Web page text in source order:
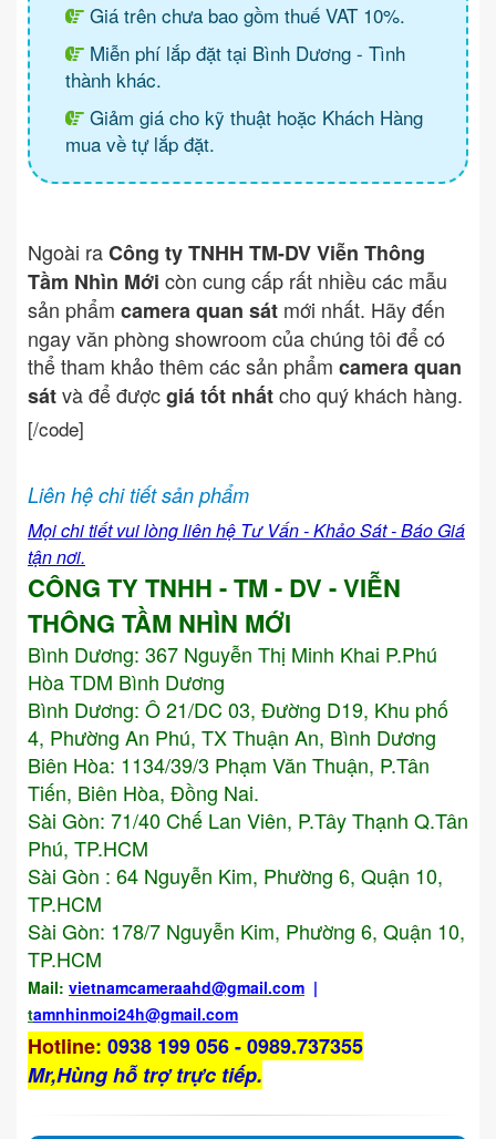
Giá trên chưa bao gồm thuế VAT 10%.
Miễn phí lắp đặt tại Bình Dương - Tình
thành khác.
Giảm giá cho kỹ thuật hoặc Khách Hàng
mua về tự lắp đặt.
Ngoài raCông ty TNHH TM-DV Viễn Thông
Tầm Nhìn Mới còn cung cấp rất nhiều các mẫu
sản phẩm camera quan sát mới nhất. Hãy đến
ngay văn phòng showroom của chúng tôi để có
thể tham khảo thêm các sản phẩm camera quan
sátvà để đượcgiá tốt nhấtcho quý khách hàng.
[/code]
Liên hệ chi tiết sản phẩm
Mọi chi tiết vui lòng liên hệ Tư Vấn - Khảo Sát - Báo Giá
tận nơi.
CÔNG TY TNHH - TM - DV - VIỄN
THÔNG TẦM NHÌN MỚI
Bình Dương: 367 Nguyễn Thị Minh Khai P.Phú
Hòa TDM Bình Dương
Bình Dương: Ô 21/DC 03, Đường D19, Khu phố
4, Phường An Phú, TX Thuận An, Bình Dương
Biên Hòa: 1134/39/3 Phạm Văn Thuận, P.Tân
Tiến, Biên Hòa, Đồng Nai.
Sài Gòn: 71/40 Chế Lan Viên, P.Tây Thạnh Q.Tân
Phú, TP.HCM
Sài Gòn : 64 Nguyễn Kim, Phường 6, Quận 10,
TP.HCM
Sài Gòn: 178/7 Nguyễn Kim, Phường 6, Quận 10,
TP.HCM
Mail: vietnamcameraahd@gmail.com |
tamnhinmoi24h@gmail.com
Hotline: 0938 199 056 - 0989.737355
Mr,Hùng hỗ trợ trực tiếp.